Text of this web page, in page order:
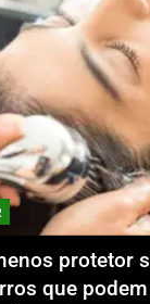
protetor
que